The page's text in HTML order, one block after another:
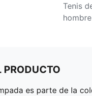
Tenis
hombre
PRODUCTO
es parte de la